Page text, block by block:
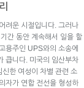
려운 시절입니다. 그러나
간 동안 계속해서 일을 할
용주인 UPS와의 소송에
큽니다. 미국의 임산부차
한 여성이 차별 관련 소
자가 연합 전선을 형성하